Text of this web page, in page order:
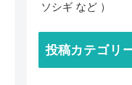
ソシギ など ）
投稿カテゴリ